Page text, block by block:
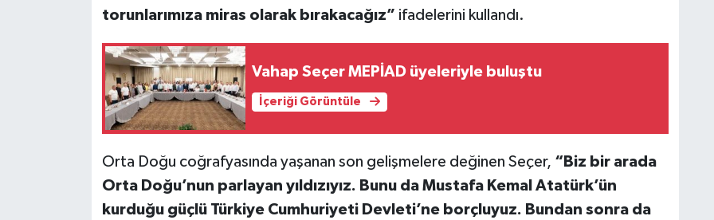
torunlarımıza miras olarak bırakacağız” ifadelerini kullandı.
Vahap Seçer MEPİAD üyeleriyle buluştu
İçeriği Görüntüle
Orta Doğu coğrafyasında yaşanan son gelişmelere değinen Seçer, “Biz bir arada
Orta Doğu’nun parlayan yıldızıyız. Bunu da Mustafa Kemal Atatürk’ün
kurduğu güçlü Türkiye Cumhuriyeti Devleti’ne borçluyuz. Bundan sonra da